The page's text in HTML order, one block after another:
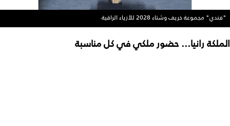
"فندي" مجموعة خريف وشتاء 2028 للأزياء الراقية
الملكة رانيا... حضور ملكي في كل مناسبة